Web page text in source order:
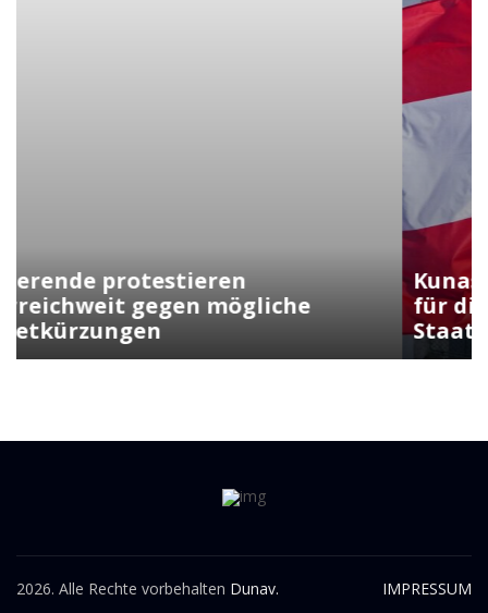
Kunasek fordert strengere Regeln
für die Verleihung der
Staatsbürgerschaft
2026. Alle Rechte vorbehalten Dunav. IMPRESSUM